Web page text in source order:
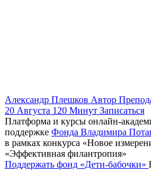
Александр Плешков Автор
20 Августа 120 Минут Записаться
Платформа и курсы онлайн-
поддержке Фонда Владимира
в рамках конкурса «Новое
«Эффективная филантропия»
Поддержать фонд «Дети-бабочки»